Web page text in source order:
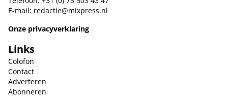
E-mail: redactie@mixpress.nl
Onze privacyverklaring
Links
Colofon
Contact
Adverteren
Abonneren